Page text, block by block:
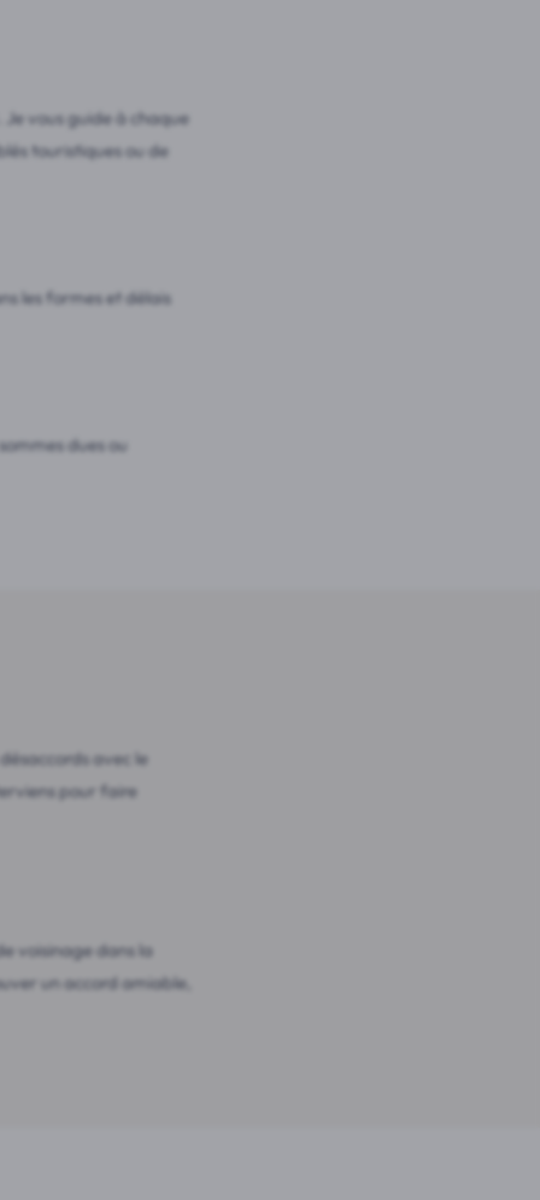
vous guide à chaque
touristiques ou de
les formes et délais
dues ou
avec le
pour faire
voisinage dans la
un accord amiable,